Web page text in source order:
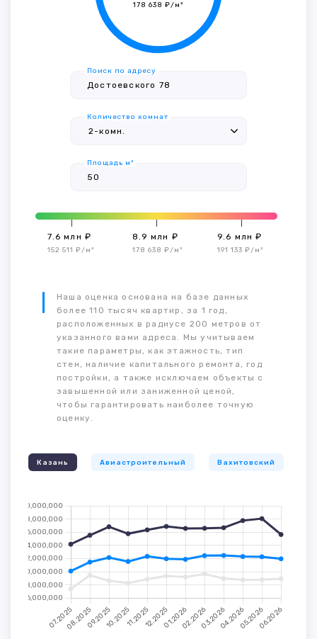
178 638 ₽/м²
Поиск по адресу
Количество комнат
Площадь м²
7.6 млн ₽
152 511 ₽/м²
8.9 млн ₽
178 638 ₽/м²
9.6 млн ₽
191 133 ₽/м²
Наша оценка основана на базе данных
более 110 тысяч квартир, за 1 год,
расположенных в радиусе 200 метров от
указанного вами адреса. Мы учитываем
такие параметры, как этажность, тип
стен, наличие капитального ремонта, год
постройки, а также исключаем объекты с
завышенной или заниженной ценой,
чтобы гарантировать наиболее точную
оценку.
Казань Авиастроительный Вахитовский